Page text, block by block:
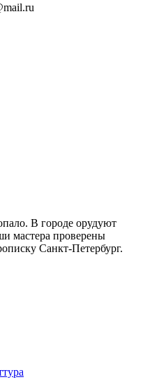
В городе орудуют
мастера проверены
Санкт-Петербург.